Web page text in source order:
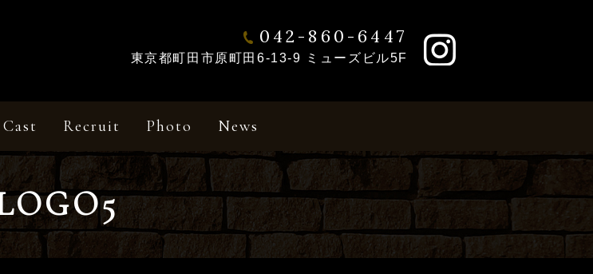
042-860-6447
東京都町田市原町田6-13-9 ミューズビル5F
Cast Recruit Photo News